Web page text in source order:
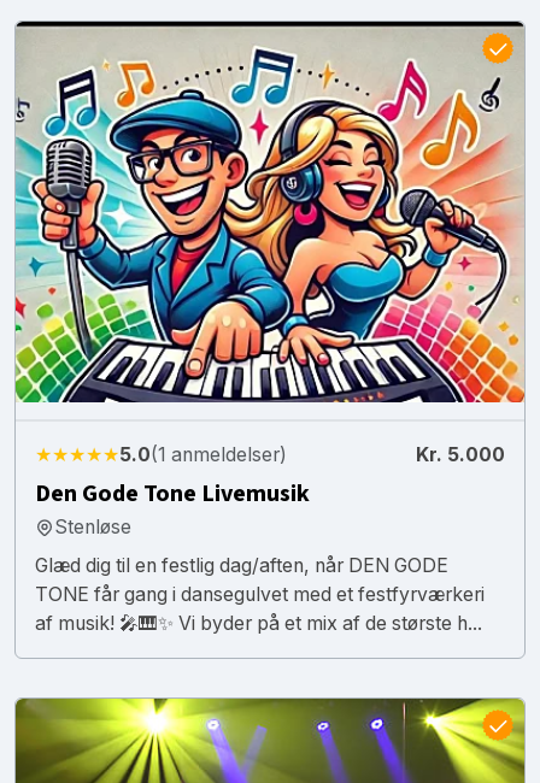
★★★★★5.0(1 anmeldelser) Kr. 5.000
Den Gode Tone Livemusik
Stenløse
Glæd dig til en festlig dag/aften, når DEN GODE
TONE får gang i dansegulvet med et festfyrværkeri
af musik! 🎤🎹✨ Vi byder på et mix af de største h...